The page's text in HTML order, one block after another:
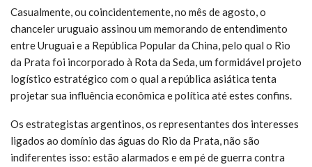
Casualmente, ou coincidentemente, no mês de agosto, o
chanceler uruguaio assinou um memorando de entendimento
entre Uruguai e a República Popular da China, pelo qual o Rio
da Prata foi incorporado à Rota da Seda, um formidável projeto
logístico estratégico com o qual a república asiática tenta
projetar sua influência econômica e política até estes confins.
Os estrategistas argentinos, os representantes dos interesses
ligados ao domínio das águas do Rio da Prata, não são
indiferentes isso: estão alarmados e em pé de guerra contra